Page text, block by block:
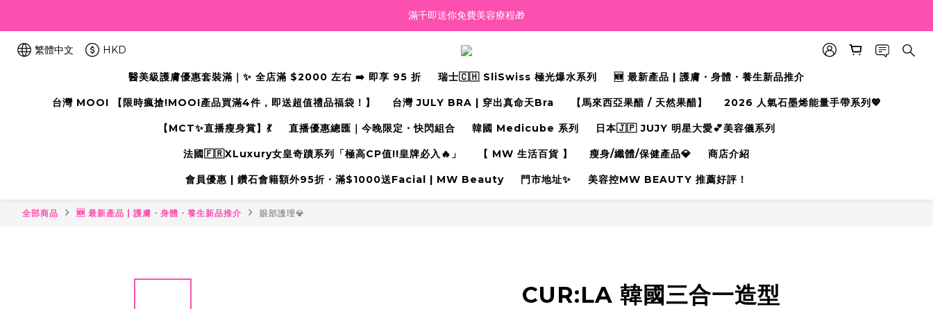
越買越抵‼️滿$2000額外九五折‼️
越買越抵‼️滿$2000額外九五折‼️
繁體中文 HKD
醫美級護膚優惠套裝滿｜✨ 全店滿 $2000 左右 ➡️ 即享 95 折 瑞士🇨🇭 SliSwiss 極光爆水系列 🆕 最新產品 | 護膚・身體・養生新品推介
台灣 MOOI 【限時瘋搶!MOOI產品買滿4件，即送超值禮品福袋！】 台灣 JULY BRA | 穿出真命天Bra⁠ 【馬來西亞果醋 / 天然果醋】 2026 人氣石墨烯能量手帶系列💖
【MCT✨直播瘦身賞】💃 直播優惠總匯｜今晚限定・快閃組合 韓國 Medicube 系列 日本🇯🇵 JUJY 明星大愛💕美容儀系列
法國🇫🇷XLuxury女皇奇蹟系列「極高CP值!!皇牌必入🔥」 【 MW 生活百貨 】 瘦身/纖體/保健產品💎 商店介紹
會員優惠 | 鑽石會籍額外95折・滿$1000送Facial | MW Beauty 門市地址✨ 美容控MW BEAUTY 推薦好評！
全部商品 🆕 最新產品 | 護膚・身體・養生新品推介 眼部護理💎
CUR:LA 韓國三合一造型